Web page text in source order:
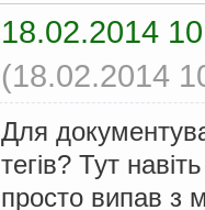
18.02.2014
(18.02.2014
Для
тегів? Тут
просто випав з